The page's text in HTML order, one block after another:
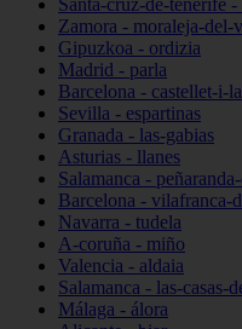
Santa-cruz-de-tenerife
Zamora - moraleja-del-
Gipuzkoa - ordizia
Madrid - parla
Barcelona - castellet-i-
Sevilla - espartinas
Granada - las-gabias
Asturias - llanes
Salamanca -
Barcelona - vilafranca-
Navarra - tudela
A-coruña - miño
Valencia - aldaia
Salamanca - las-casas-
Málaga - álora